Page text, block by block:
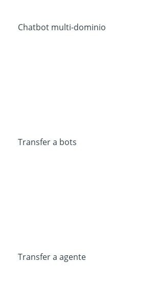
Chatbot multi-dominio
Transfer a bots
Transfer a agente